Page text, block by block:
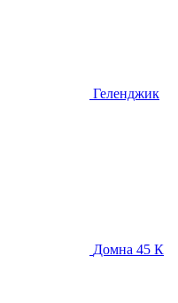
Геленджик
Домна 45 К